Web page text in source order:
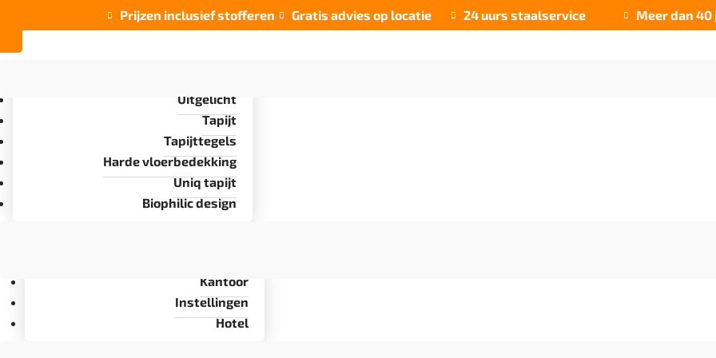
 Prijzen inclusief stofferen  Gratis advies op locatie  24 uurs staalservice  Meer dan
Uitgelicht
Tapijt
Tapijttegels
Harde vloerbedekking
Uniq tapijt
Biophilic design
Kantoor
Instellingen
Hotel